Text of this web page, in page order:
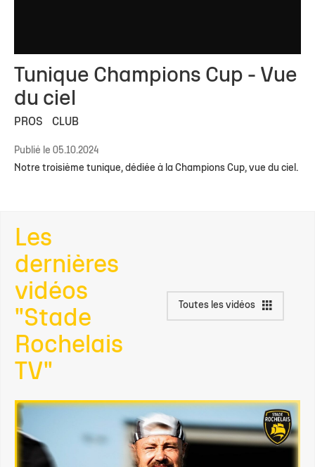
Tunique Champions Cup - Vue
du ciel
PROS CLUB
Publié le 05.10.2024
Notre troisième tunique, dédiée à la Champions Cup, vue du ciel.
Les
dernières
vidéos
"Stade
Rochelais
TV"
Toutes les vidéos